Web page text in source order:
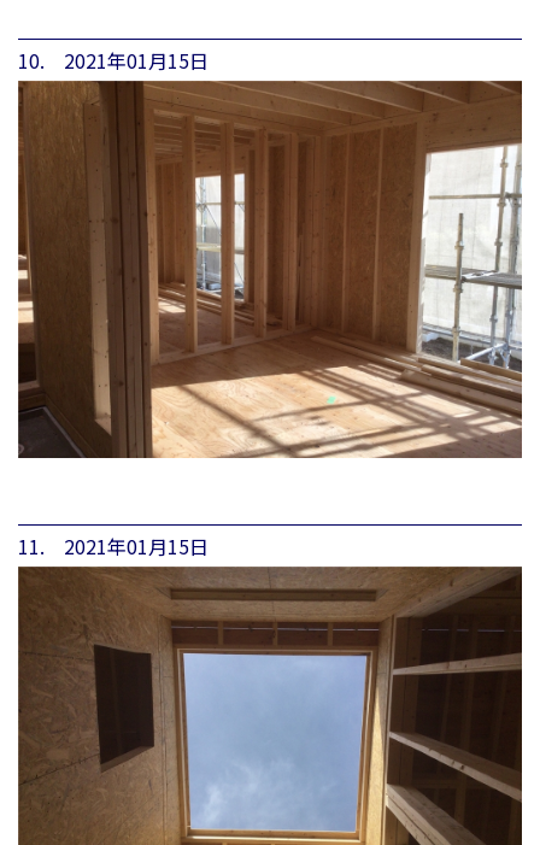
10. 2021年01月15日
11. 2021年01月15日